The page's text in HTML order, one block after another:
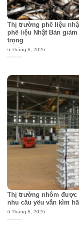
Thị trường phế liệu
phế liệu Nhật Bản
trọng
6 Tháng 8, 2026
Thị trường nhôm được
nhu cầu yếu vẫn kìm
6 Tháng 8, 2026